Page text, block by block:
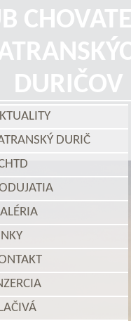
DURIČOV
DURIČ